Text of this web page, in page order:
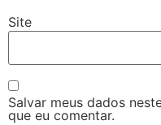
Site
Salvar meus dados
que eu comentar.